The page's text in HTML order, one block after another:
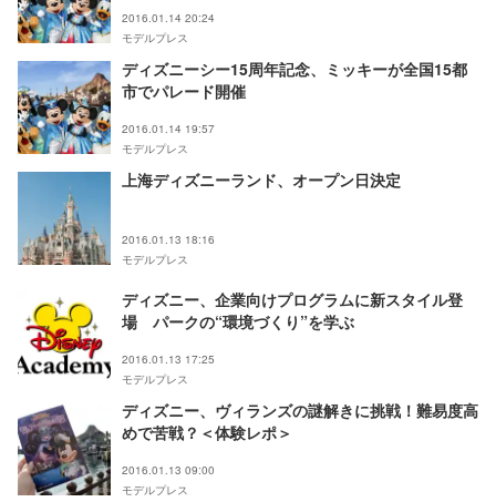
2016.01.14 20:24
モデルプレス
ディズニーシー15周年記念、ミッキーが全国15都
市でパレード開催
2016.01.14 19:57
モデルプレス
上海ディズニーランド、オープン日決定
2016.01.13 18:16
モデルプレス
ディズニー、企業向けプログラムに新スタイル登
場 パークの“環境づくり”を学ぶ
2016.01.13 17:25
モデルプレス
ディズニー、ヴィランズの謎解きに挑戦！難易度高
めで苦戦？＜体験レポ＞
2016.01.13 09:00
モデルプレス